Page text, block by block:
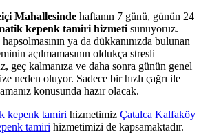
Mahallesinde haftanın 7 günü, günün 24
kepenk tamiri hizmeti sunuyoruz.
hapsolmasının ya da dükkanınızda bulunan
açılmamasının oldukça stresli
geç kalmanıza ve daha sonra günün genel
neden oluyor. Sadece bir hızlı çağrı ile
konusunda hazır olacak.
kepenk tamiri hizmetimiz Çatalca Kalfaköy
tamiri hizmetimizi de kapsamaktadır.